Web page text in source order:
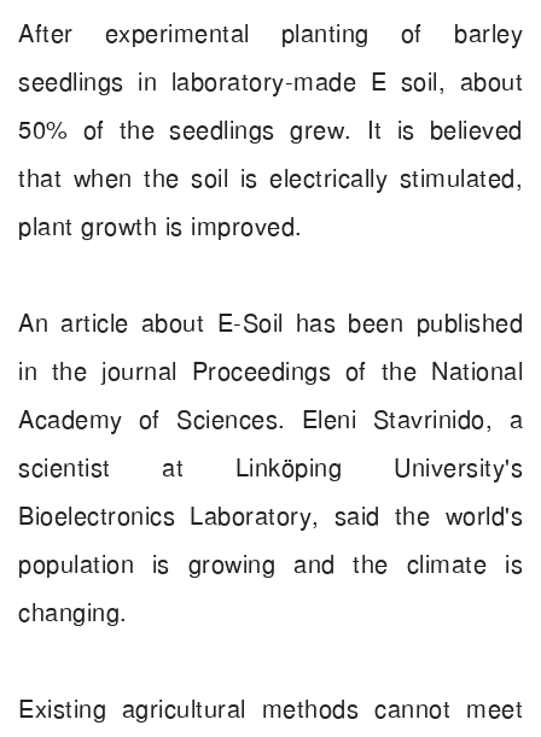
After experimental planting of barley
seedlings in laboratory-made E soil, about
50% of the seedlings grew. It is believed
that when the soil is electrically stimulated,
plant growth is improved.
An article about E-Soil has been published
in the journal Proceedings of the National
Academy of Sciences. Eleni Stavrinido, a
scientist at Linköping University's
Bioelectronics Laboratory, said the world's
population is growing and the climate is
changing.
Existing agricultural methods cannot meet